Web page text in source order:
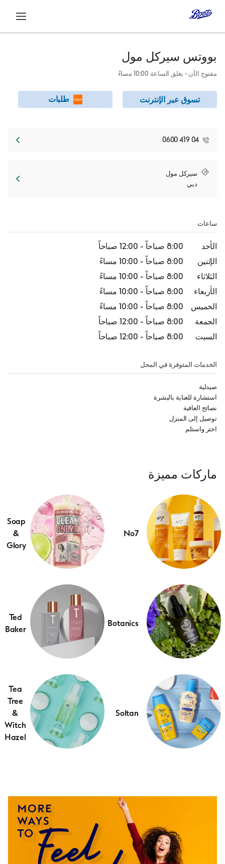
بووتس سيركل مول
مفتوح الآن - يغلق الساعة 10:00 مساءً
تسوق عبر الإنترنت طلبات
04 419 0600
سيركل مول
دبي
ساعات
الأحد 8:00 صباحاً - 12:00 صباحاً
الإثنين
8:00 صباحاً - 10:00 مساءً
الثلاثاء
8:00 صباحاً - 10:00 مساءً
الأربعاء
8:00 صباحاً - 10:00 مساءً
الخميس
8:00 صباحاً - 10:00 مساءً
الجمعة
8:00 صباحاً - 12:00 صباحاً
السبت
8:00 صباحاً - 12:00 صباحاً
الخدمات المتوفرة في المحل
صيدلية
استشارة للعناية بالبشرة
نصائح العافية
توصيل إلى المنزل
اختر واستلم
ماركات مميزة
No7
Soap
&
Glory
Botanics
Ted
Baker
Soltan
Tea
Tree
&
Witch
Hazel